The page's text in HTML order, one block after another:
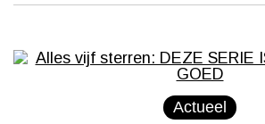
Actueel